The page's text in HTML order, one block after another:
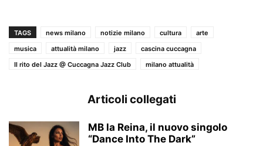
TAGS news milano notizie milano cultura
arte
musica
attualità milano jazz
cascina cuccagna
Il rito del Jazz @ Cuccagna Jazz Club
milano attualità
Articoli collegati
MB la Reina, il nuovo singolo
“Dance Into The Dark”